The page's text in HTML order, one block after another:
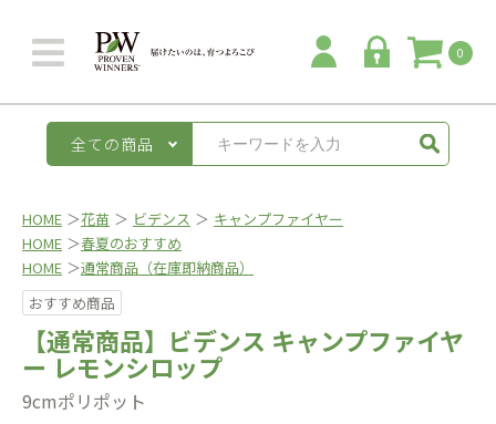
0
全ての商品
HOME ＞花苗 ＞ ビデンス ＞ キャンプファイヤー
HOME ＞春夏のおすすめ
HOME ＞通常商品（在庫即納商品）
おすすめ商品
【通常商品】ビデンス キャンプファイヤ
ー レモンシロップ
9cmポリポット